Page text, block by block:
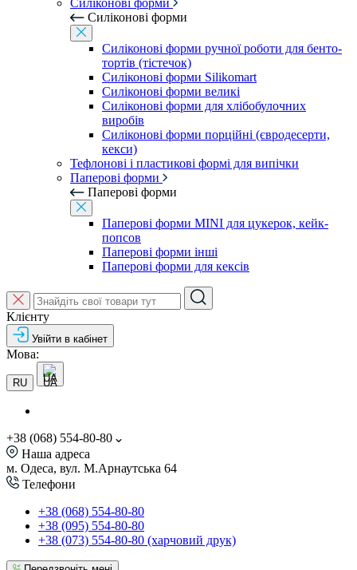
Силіконові форми
Силіконові форми
Силіконові форми ручної роботи для бенто-
тортів (тістечок)
Силіконові форми Silikomart
Силіконові форми великі
Силіконові форми для хлібобулочних
виробів
Силіконові форми порційні (євродесерти,
кекси)
Тефлонові і пластикові формі для випічки
Паперові форми
Паперові форми
Паперові форми MINI для цукерок, кейк-
попсов
Паперові форми інші
Паперові форми для кексів
Клієнту
Увійти в кабінет
Мова:
RU UA
+38 (068) 554-80-80
Наша адреса
м. Одеса, вул. М.Арнаутська 64
Телефони
+38 (068) 554-80-80
+38 (095) 554-80-80
+38 (073) 554-80-80 (харчовий друк)